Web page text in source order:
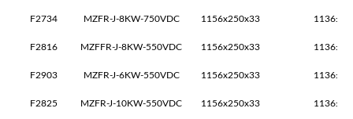
F2734 MZFR-J-8KW-750VDC 1156x250x33
F2816 MZFFR-J-8KW-550VDC 1156x250x33
F2903 MZFR-J-6KW-550VDC 1156x250x33
F2825 MZFR-J-10KW-550VDC 1156x250x33